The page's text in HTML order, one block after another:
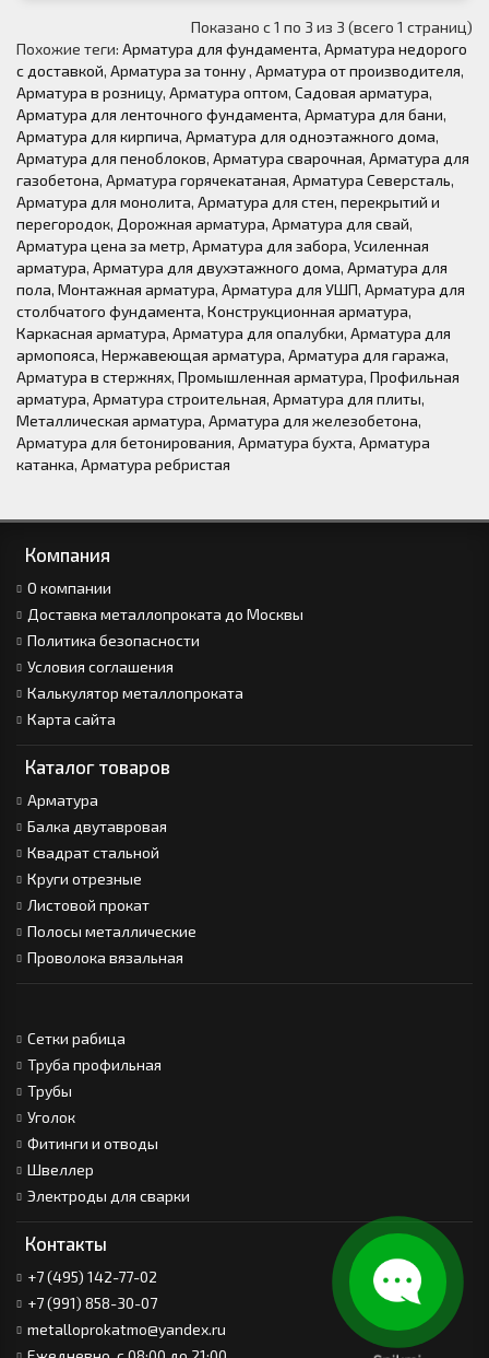
Показано с 1 по 3 из 3 (всего 1 страниц)
Похожие теги: Арматура для фундамента, Арматура недорого
с доставкой, Арматура за тонну, Арматура от производителя,
Арматура в розницу, Арматура оптом, Садовая арматура,
Арматура для ленточного фундамента, Арматура для бани,
Арматура для кирпича, Арматура для одноэтажного дома,
Арматура для пеноблоков, Арматура сварочная, Арматура для
газобетона, Арматура горячекатаная, Арматура Северсталь,
Арматура для монолита, Арматура для стен, перекрытий и
перегородок, Дорожная арматура, Арматура для свай,
Арматура цена за метр, Арматура для забора, Усиленная
арматура, Арматура для двухэтажного дома, Арматура для
пола, Монтажная арматура, Арматура для УШП, Арматура для
столбчатого фундамента, Конструкционная арматура,
Каркасная арматура, Арматура для опалубки, Арматура для
армопояса, Нержавеющая арматура, Арматура для гаража,
Арматура в стержнях, Промышленная арматура, Профильная
арматура, Арматура строительная, Арматура для плиты,
Металлическая арматура, Арматура для железобетона,
Арматура для бетонирования, Арматура бухта, Арматура
катанка, Арматура ребристая
Компания
О компании
Доставка металлопроката до Москвы
Политика безопасности
Условия соглашения
Калькулятор металлопроката
Карта сайта
Каталог товаров
Арматура
Балка двутавровая
Квадрат стальной
Круги отрезные
Листовой прокат
Полосы металлические
Проволока вязальная
Сетки рабица
Труба профильная
Трубы
Уголок
Фитинги и отводы
Швеллер
Электроды для сварки
Контакты
+7 (495) 142-77-02
+7 (991) 858-30-07
metalloprokatmo@yandex.ru